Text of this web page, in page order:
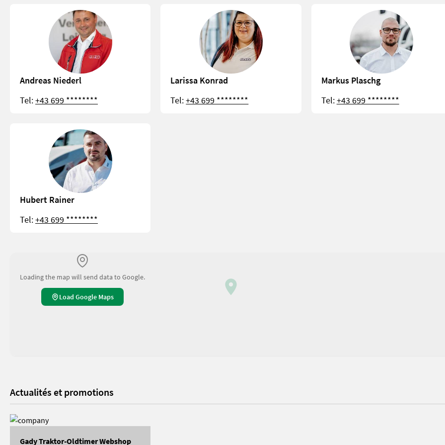
Andreas Niederl
Tel:+43 699 ********
Larissa Konrad
Tel:+43 699 ********
Markus Plaschg
Tel:+43 699 ********
Hubert Rainer
Tel:+43 699 ********
Loading the map will send data to Google.
Load Google Maps
Actualités et promotions
Gady Traktor-Oldtimer Webshop